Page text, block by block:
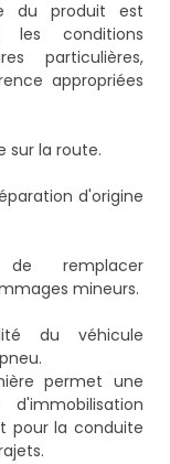
du produit est
les conditions
particulières,
appropriées
sur la route.
d'origine
remplacer
mineurs.
du véhicule
permet une
pour la conduite